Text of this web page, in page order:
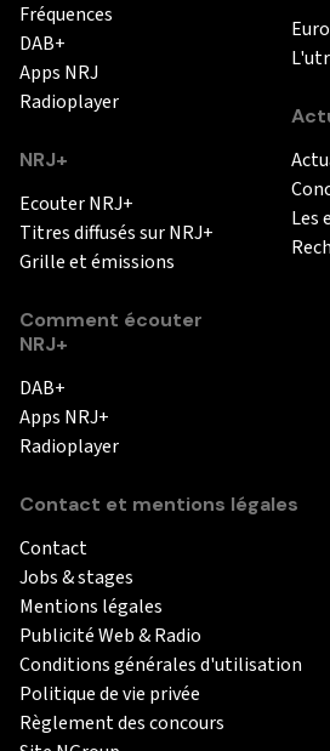
Fréquences
DAB+
Apps NRJ
Radioplayer
NRJ+
Ecouter NRJ+
Titres diffusés sur NRJ+
Grille et émissions
Comment écouter
NRJ+
DAB+
Apps NRJ+
Radioplayer
Les
Contact et mentions légales
Contact
Jobs & stages
Mentions légales
Publicité Web & Radio
Conditions générales d'utilisation
Politique de vie privée
Règlement des concours